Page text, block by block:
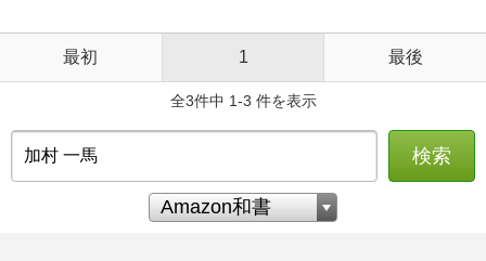
最初 1 最後
全3件中 1-3 件を表示
検索